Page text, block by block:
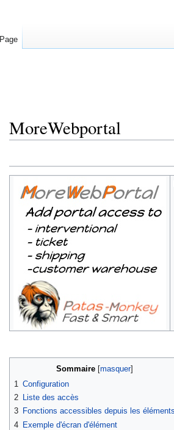
MoreWebportal
à
navigation
à
recherche
Sommaire
1 Configuration
2
Liste des accès
3 Fonctions accessibles depuis les éléments
4 Exemple d'écran d'élément
Page